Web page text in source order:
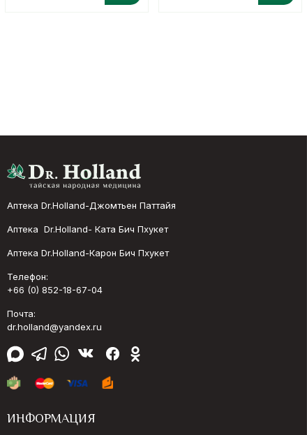
Аптека Dr.Holland-Джомтьен Паттайя
Аптека Dr.Holland- Ката Бич Пхукет
Аптека Dr.Holland-Карон Бич Пхукет
Телефон:
+66 (0) 852-18-67-04
Почта:
dr.holland@yandex.ru
ИНФОРМАЦИЯ